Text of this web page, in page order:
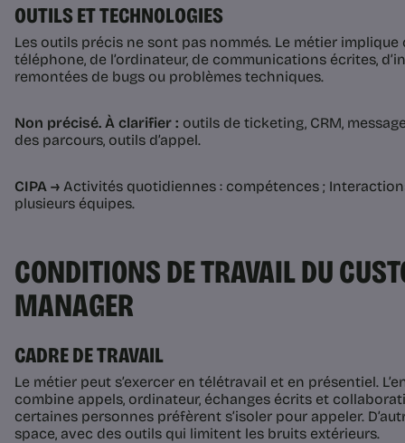
OUTILS ET TECHNOLOGIES
Les outils précis ne sont pas nommés. Le métier implique
téléphone, de l’ordinateur, de communications écrites,
remontées de bugs ou problèmes techniques.
Non précisé. À clarifier : outils de ticketing, CRM,
des parcours, outils d’appel.
CIPA → Activités quotidiennes : compétences ;
plusieurs équipes.
CONDITIONS DE TRAVAIL DU
MANAGER
CADRE DE TRAVAIL
Le métier peut s’exercer en télétravail et en présentiel.
combine appels, ordinateur, échanges écrits et
certaines personnes préfèrent s’isoler pour appeler.
space, avec des outils qui limitent les bruits extérieurs.